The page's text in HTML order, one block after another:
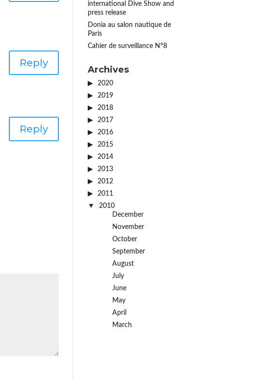
Reply
Reply
international Dive Show and
press release
Donia au salon nautique de
Paris
Cahier de surveillance N°8
Archives
2020
2019
2018
2017
2016
2015
2014
2013
2012
2011
2010
December
November
October
September
August
July
June
May
April
March